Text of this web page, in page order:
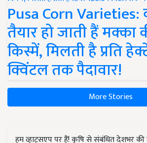
Pusa Corn
तैयार हो जाती हैं मक्का
किस्में, मिलती है प्रति
क्विंटल तक पैदावार!
More Stories
हम व्हाट्सएप पर हैं! कृषि से संबंधित देशभर